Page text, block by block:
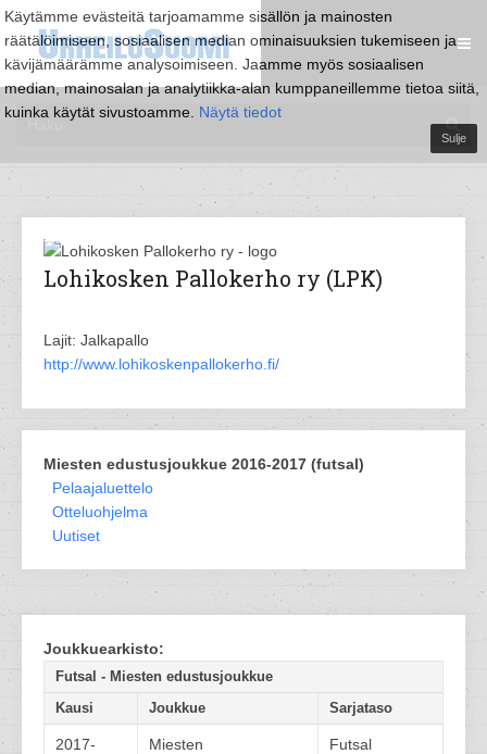
Käytämme evästeitä tarjoamamme sisällön ja mainosten
räätälöimiseen, sosiaalisen median ominaisuuksien tukemiseen ja
kävijämäärämme analysoimiseen. Jaamme myös sosiaalisen
median, mainosalan ja analytiikka-alan kumppaneillemme tietoa siitä,
kuinka käytät sivustoamme. Näytä tiedot
Sulje
Lohikosken Pallokerho ry (LPK)
Lajit: Jalkapallo
http://www.lohikoskenpallokerho.fi/
Miesten edustusjoukkue 2016-2017 (futsal)
Pelaajaluettelo
Otteluohjelma
Uutiset
Joukkuearkisto:
Futsal - Miesten edustusjoukkue
Kausi
Joukkue Sarjataso
2017-
Miesten
Futsal